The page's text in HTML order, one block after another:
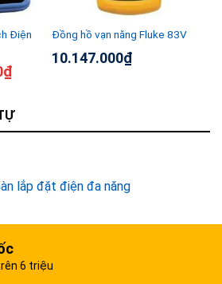
Điện
₫
Đồng hồ vạn năng Fluke 83V
10.147.000₫
lắp đặt điện đa năng
6 triệu